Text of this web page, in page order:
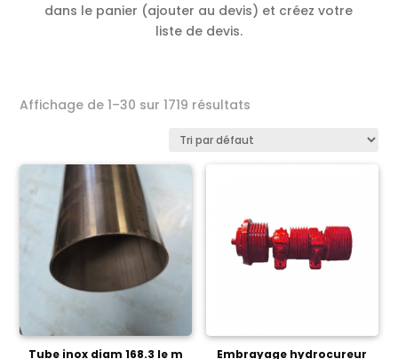
dans le panier (ajouter au devis) et créez votre
liste de devis.
Affichage de 1–30 sur 1719 résultats
Tube inox diam 168.3 le m Embrayage hydrocureur